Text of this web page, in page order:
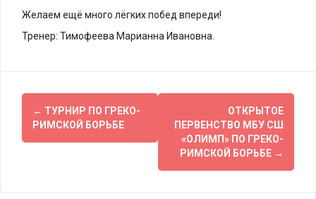
Желаем ещё много лёгких побед впереди!
Тренер: Тимофеева Марианна Ивановна.
Навигация
по
записям
← ТУРНИР ПО ГРЕКО-
РИМСКОЙ БОРЬБЕ
ОТКРЫТОЕ
ПЕРВЕНСТВО МБУ СШ
«ОЛИМП» ПО ГРЕКО-
РИМСКОЙ БОРЬБЕ →